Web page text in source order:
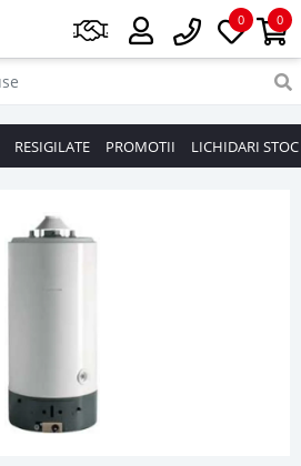
0
0
RESIGILATE PROMOTII LICHIDARI STOC